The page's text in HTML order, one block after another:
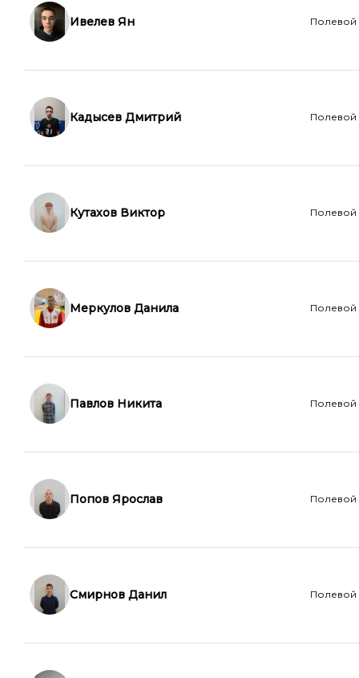
Ивелев Ян Полевой
Кадысев Дмитрий Полевой
Кутахов Виктор Полевой
Меркулов Данила Полевой
Павлов Никита Полевой
Попов Ярослав Полевой
Смирнов Данил Полевой